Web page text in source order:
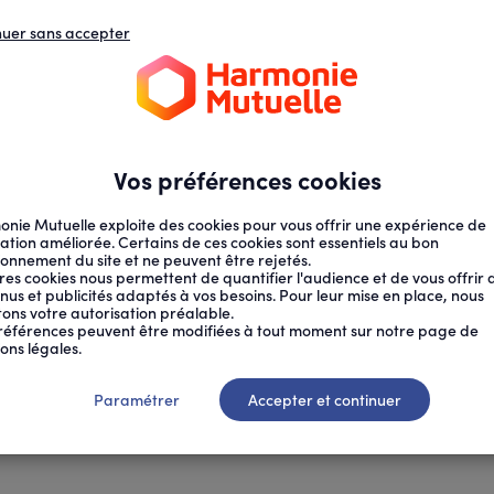
Vos préférences cookies
Mutuelle exploite des cookies pour vous offrir une expérience de
améliorée. Certains de ces cookies sont essentiels au bon
du site et ne peuvent être rejetés.
cookies nous permettent de quantifier l'audience et de vous offrir
et publicités adaptés à vos besoins. Pour leur mise en place, nous
votre autorisation préalable.
peuvent être modifiées à tout moment sur notre page de
légales.
sans accepter
Paramétrer Accepter et continuer